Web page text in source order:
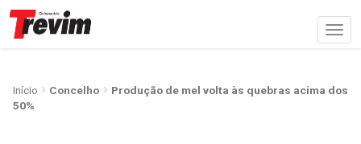
Início Concelho
Produção de mel volta às quebras acima dos
50%